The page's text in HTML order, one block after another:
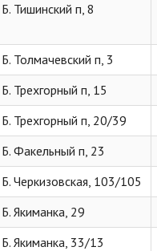
Б. Тишинский п, 8
Б. Толмачевский п, 3
Б. Трехгорный п, 15
Б. Трехгорный п, 20/39
Б. Факельный п, 23
Б. Черкизовская, 103/105
Б. Якиманка, 29
Б. Якиманка, 33/13